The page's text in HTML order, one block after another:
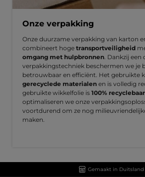
Onze verpakking
Onze duurzame verpakking van karton
combineert hoge transportveiligheid
omgang met hulpbronnen. Dankzij een
verpakkingstechniek beschermen we je
betrouwbaar en efficiënt. Het gebruikte
gerecyclede materialen en is volledig
gebruikte wikkelfolie is 100% recyclebaar
optimaliseren we onze
voortdurend om ze nog
maken.
Gemaakt in Duitsland